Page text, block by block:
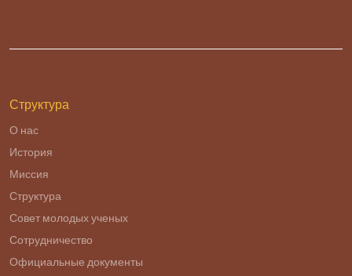
Структура
О нас
История
Миссия
Структура
Совет молодых ученых
Сотрудничество
Официальные документы